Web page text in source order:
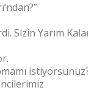
Sizin Yarım